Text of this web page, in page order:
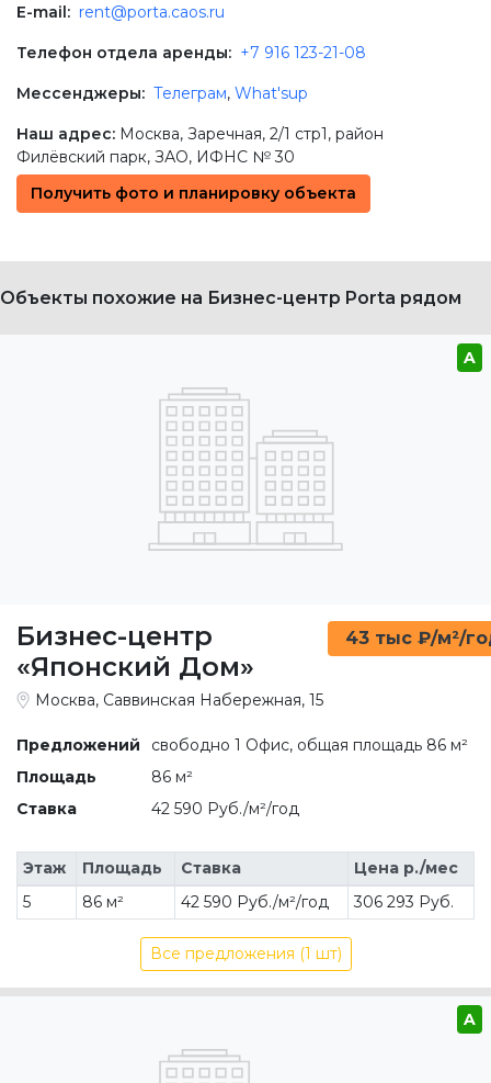
E-mail: rent@porta.caos.ru
Телефон отдела аренды: +7 916 123-21-08
Мессенджеры: Телеграм, What'sup
Наш адрес: Москва, Заречная, 2/1 стр1, район
Филёвский парк, ЗАО, ИФНС № 30
Получить фото и планировку объекта
Объекты похожие на Бизнес-центр Porta рядом
A
Бизнес-центр
«Японский Дом»
43 тыс ₽/м²/
Москва, Саввинская Набережная, 15
Предложений
свободно 1 Офис, общая площадь 86 м²
Площадь
86 м²
Ставка
42 590 Руб./м²/год
Этаж Площадь Ставка
Цена р./мес
5
86 м² 42 590 Руб./м²/год 306 293 Руб.
Все предложения (1 шт)
A